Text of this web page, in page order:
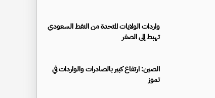
واردات الولايات المتحدة من النفط السعودي
تهبط إلى الصفر
الصين: ارتفاع كبير بالصادرات والواردات في
تموز